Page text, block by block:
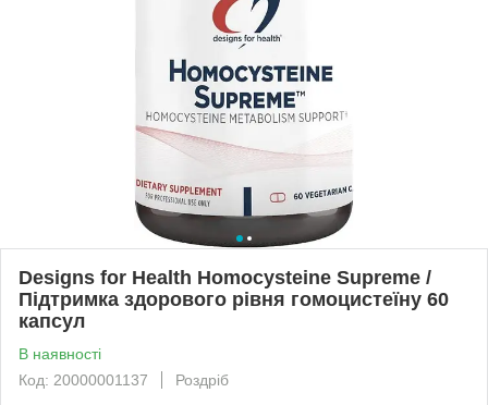
Designs for Health Homocysteine ​​Supreme /
Підтримка здорового рівня гомоцистеїну 60
капсул
В наявності
Код: 20000001137
Роздріб